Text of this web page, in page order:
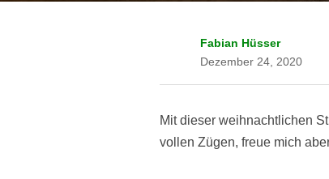
Fabian Hüsser
Dezember 24, 2020
Mit dieser weihnachtlichen
vollen Zügen, freue mich